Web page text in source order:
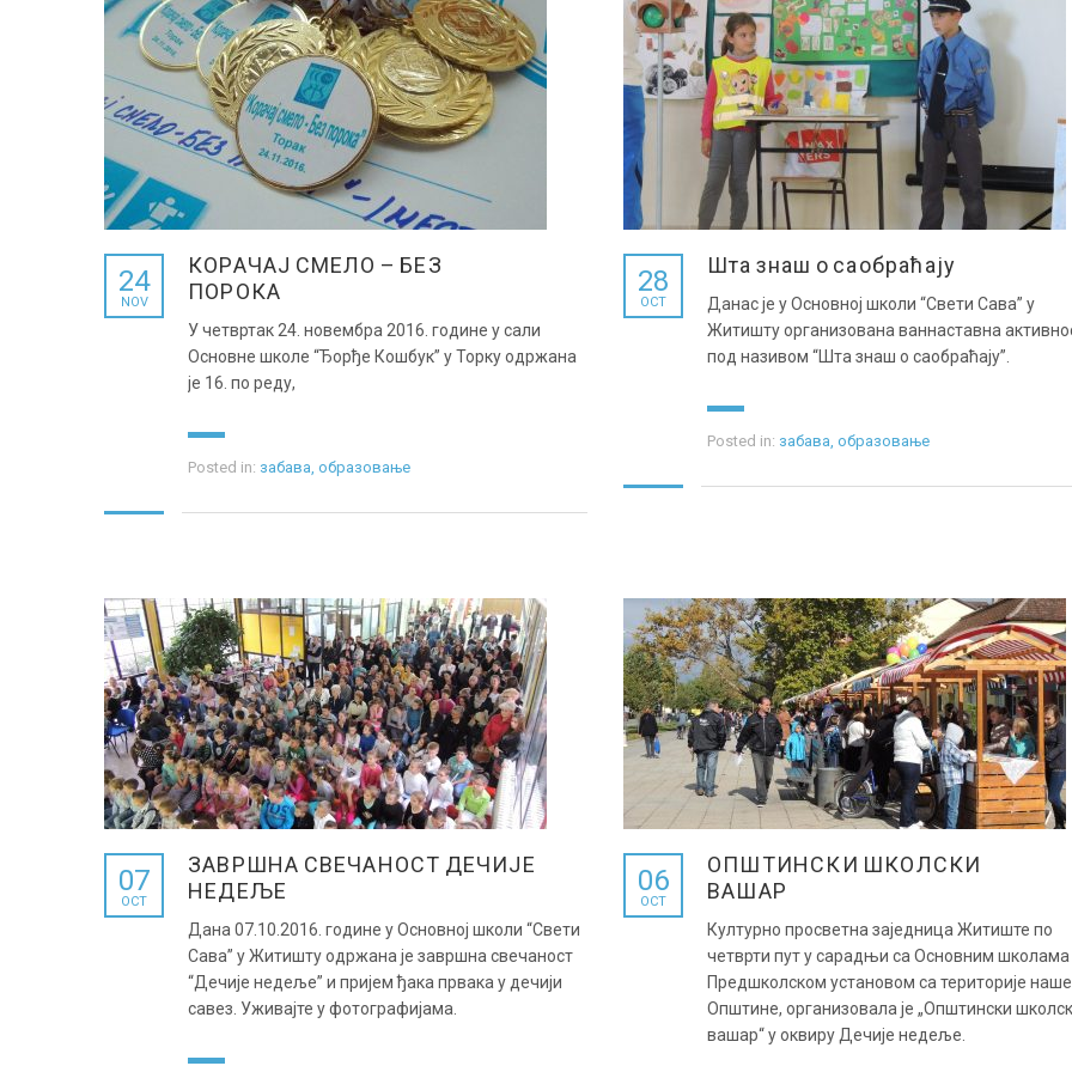
24
NOV
КОРАЧАЈ СМЕЛО – БЕЗ
ПОРОКА
У четвртак 24. новембра 2016. године у сали
Основне школе “Ђорђе Кошбук” у Торку одржана
је 16. по реду,
Posted in: забава, образовање
28
OCT
Шта знаш о саобраћају
Данас је у Основној школи “Свети Сава” у
Житишту организована ваннаставна
под називом “Шта знаш о саобраћају”.
Posted in: забава, образовање
07
OCT
ЗАВРШНА СВЕЧАНОСТ ДЕЧИЈЕ
НЕДЕЉЕ
Дана 07.10.2016. године у Основној школи “Свети
Сава” у Житишту одржана је завршна свечаност
“Дечије недеље” и пријем ђака првака у дечији
савез. Уживајте у фотографијама.
06
OCT
ОПШТИНСКИ ШКОЛСКИ
ВАШАР
Културно просветна заједница Житиште по
четврти пут у сарадњи са Основним школама
Предшколском установом са територије наше
Општине, организовала је „Општински
вашар“ у оквиру Дечије недеље.